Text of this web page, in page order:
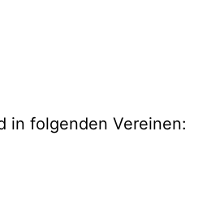
in folgenden Vereinen: